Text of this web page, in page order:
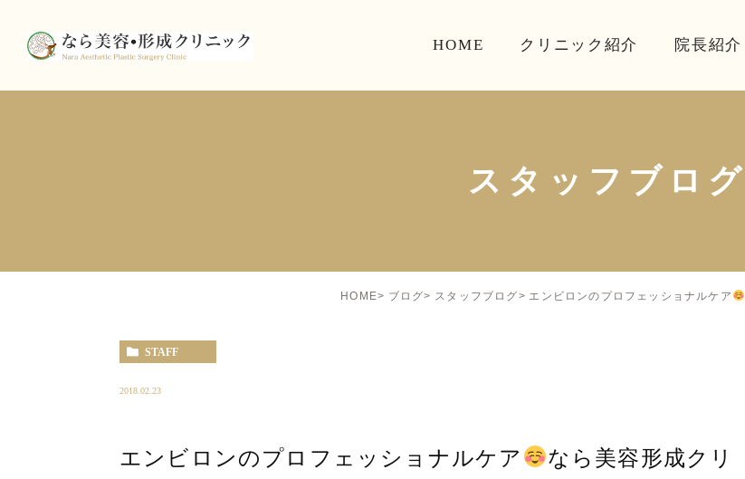
HOME クリニック紹介 院長紹介
スタッフブログ
HOME ブログ スタッフブログ エンビロンのプロフェッショナルケア
STAFF
2018.02.23
エンビロンのプロフェッショナルケア
なら美容形成クリ